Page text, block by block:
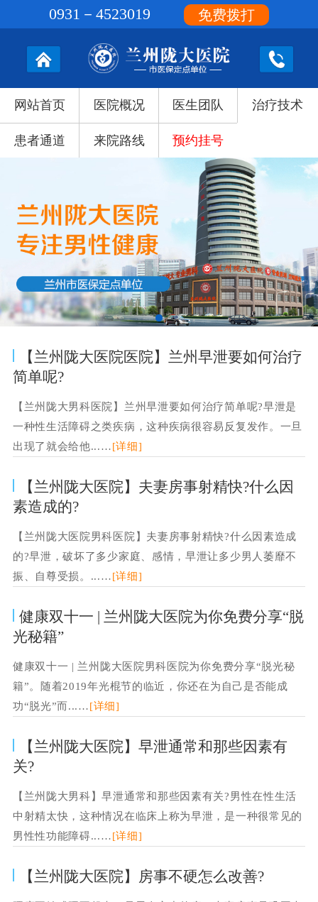
网站首页 医院概况 医生团队 治疗技术
患者通道 来院路线 预约挂号
【兰州陇大医院医院】兰州早泄要如何治疗
简单呢?
【兰州陇大男科医院】兰州早泄要如何治疗简单呢?早泄是
一种性生活障碍之类疾病，这种疾病很容易反复发作。一旦
出现了就会给他...…[详细]
【兰州陇大医院】夫妻房事射精快?什么因
素造成的?
【兰州陇大医院男科医院】夫妻房事射精快?什么因素造成
的?早泄，破坏了多少家庭、感情，早泄让多少男人萎靡不
振、自尊受损。...…[详细]
健康双十一 | 兰州陇大医院为你免费分享“脱
光秘籍”
健康双十一 | 兰州陇大医院男科医院为你免费分享“脱光秘
籍”。随着2019年光棍节的临近，你还在为自己是否能成
功“脱光”而...…[详细]
【兰州陇大医院】早泄通常和那些因素有
关?
【兰州陇大男科】早泄通常和那些因素有关?男性在性生活
中射精太快，这种情况在临床上称为早泄，是一种很常见的
男性性功能障碍...…[详细]
【兰州陇大医院】房事不硬怎么改善?
0931－4523019 免费拨打